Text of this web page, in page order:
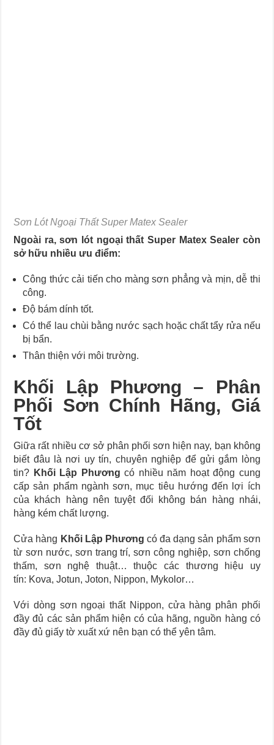
Sơn Lót Ngoại Thất Super Matex Sealer
Ngoài ra, sơn lót ngoại thất Super Matex Sealer còn
sở hữu nhiều ưu điểm:
Công thức cải tiến cho màng sơn phẳng và mịn, dễ thi
công.
Độ bám dính tốt.
Có thể lau chùi bằng nước sạch hoặc chất tẩy rửa nếu
bị bẩn.
Thân thiện với môi trường.
Khối Lập Phương – Phân
Phối Sơn Chính Hãng, Giá
Tốt
Giữa rất nhiều cơ sở phân phối sơn hiện nay, bạn không
biết đâu là nơi uy tín, chuyên nghiệp để gửi gắm lòng
tin? Khối Lập Phương có nhiều năm hoạt động cung
cấp sản phẩm ngành sơn, mục tiêu hướng đến lợi ích
của khách hàng nên tuyệt đối không bán hàng nhái,
hàng kém chất lượng.
Cửa hàng Khối Lập Phương có đa dạng sản phẩm sơn
từ sơn nước, sơn trang trí, sơn công nghiệp, sơn chống
thấm, sơn nghệ thuật… thuộc các thương hiệu uy
tín: Kova, Jotun, Joton, Nippon, Mykolor…
Với dòng sơn ngoại thất Nippon, cửa hàng phân phối
đầy đủ các sản phẩm hiện có của hãng, nguồn hàng có
đầy đủ giấy tờ xuất xứ nên bạn có thể yên tâm.